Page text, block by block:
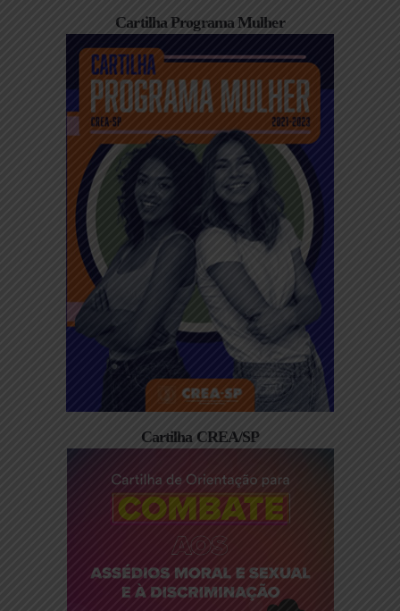
Cartilha Programa Mulher
Cartilha CREA/SP